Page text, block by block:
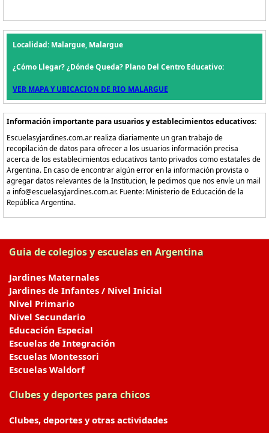
Localidad: Malargue, Malargue
¿Cómo Llegar? ¿Dónde Queda? Plano Del Centro Educativo:
VER MAPA Y UBICACION DE RIO MALARGUE
Información importante para usuarios y establecimientos educativos:
Escuelasyjardines.com.ar realiza diariamente un gran trabajo de
recopilación de datos para ofrecer a los usuarios información precisa
acerca de los establecimientos educativos tanto privados como estatales de
Argentina. En caso de encontrar algún error en la información provista o
agregar datos relevantes de la Institucion, le pedimos que nos envíe un mail
a info@escuelasyjardines.com.ar. Fuente: Ministerio de Educación de la
República Argentina.
Guia de colegios y escuelas en Argentina
Jardines Maternales
Jardines de Infantes / Nivel Inicial
Nivel Primario
Nivel Secundario
Educación Especial
Escuelas de Integración
Escuelas Montessori
Escuelas Waldorf
Clubes y deportes para chicos
Clubes, deportes y otras actividades